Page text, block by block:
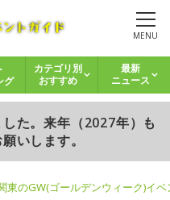
MENU
グ
カテゴリ別
おすすめ
最新
ニュース
た。来年（2027年）も
いします。
東のGW(ゴールデンウィーク)イ